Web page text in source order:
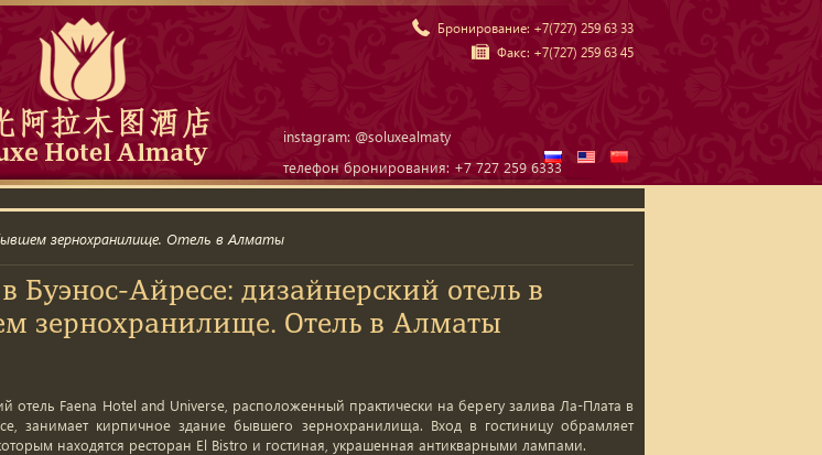
Бронирование: +7(727) 259 63 33
Факс: +7(727) 259 63 45
instagram: @soluxealmaty
телефон бронирования: +7 727 259 6333
зернохранилище. Отель в Алматы
Буэнос-Айресе: дизайнерский отель в
зернохранилище. Отель в Алматы
отель Faena Hotel and Universe, расположенный практически на берегу залива Ла-Плата в
занимает кирпичное здание бывшего зернохранилища. Вход в гостиницу обрамляет
находятся ресторан El Bistro и гостиная, украшенная антикварными лампами.